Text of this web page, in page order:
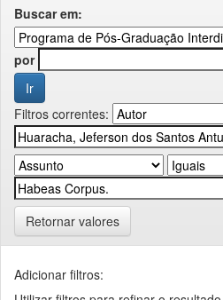
Buscar em:
por
Filtros correntes:
Retornar valores
Adicionar filtros: